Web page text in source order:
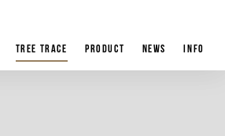
tree trace product news info